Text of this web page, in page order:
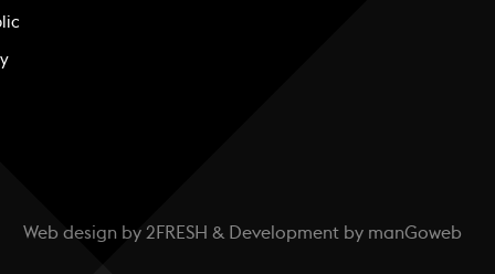
Web design by 2FRESH & Development by manGoweb